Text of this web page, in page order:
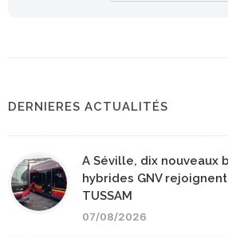
DERNIERES ACTUALITÉS
A Séville, dix nouveaux
hybrides GNV
TUSSAM
07/08/2026